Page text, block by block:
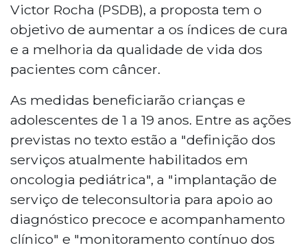
Victor Rocha (PSDB), a proposta tem o
objetivo de aumentar a os índices de cura
e a melhoria da qualidade de vida dos
pacientes com câncer.
As medidas beneficiarão crianças e
adolescentes de 1 a 19 anos. Entre as ações
previstas no texto estão a "definição dos
serviços atualmente habilitados em
oncologia pediátrica", a "implantação de
serviço de teleconsultoria para apoio ao
diagnóstico precoce e acompanhamento
clínico" e "monitoramento contínuo dos